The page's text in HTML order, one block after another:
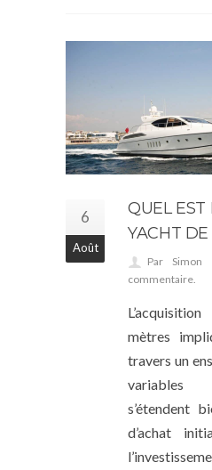
6
Août
QUEL EST
YACHT
Par Simon
commentaire.
mètres
travers un
variables
s’étendent
d’achat